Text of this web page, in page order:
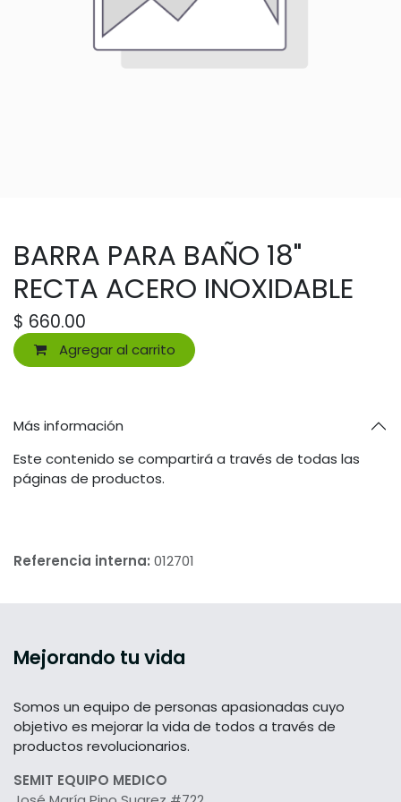
BARRA PARA BAÑO 18"
RECTA ACERO INOXIDABLE
$ 660.00
Agregar al carrito
Más información
Este contenido se compartirá a través de todas las
páginas de productos.
Referencia interna: 012701
Mejorando tu vida
Somos un equipo de personas apasionadas cuyo
objetivo es mejorar la vida de todos a través de
productos revolucionarios.
SEMIT EQUIPO MEDICO